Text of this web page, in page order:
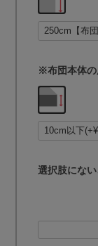
※布団本体の
選択肢にな